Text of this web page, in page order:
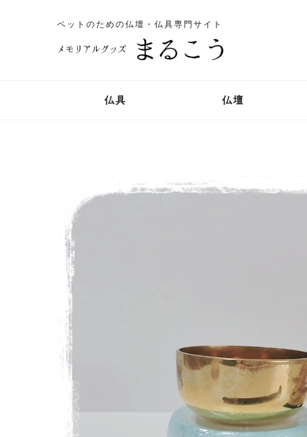
ペットのための仏壇・仏具専門サイト
仏具 仏壇